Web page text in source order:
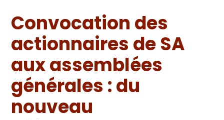
Convocation des
actionnaires de SA
aux assemblées
générales : du
nouveau